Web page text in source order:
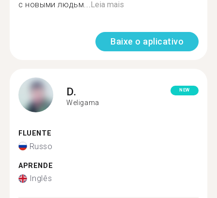
с новыми людьм...Leia mais
Baixe o aplicativo
D.
Weligama
NEW
FLUENTE
Russo
APRENDE
Inglês